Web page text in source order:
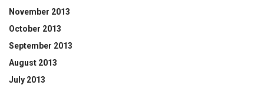
November 2013
October 2013
September 2013
August 2013
July 2013